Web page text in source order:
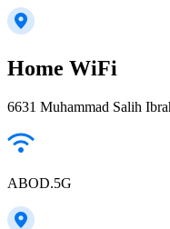
Home WiFi
6631 Muhammad Salih
ABOD.5G